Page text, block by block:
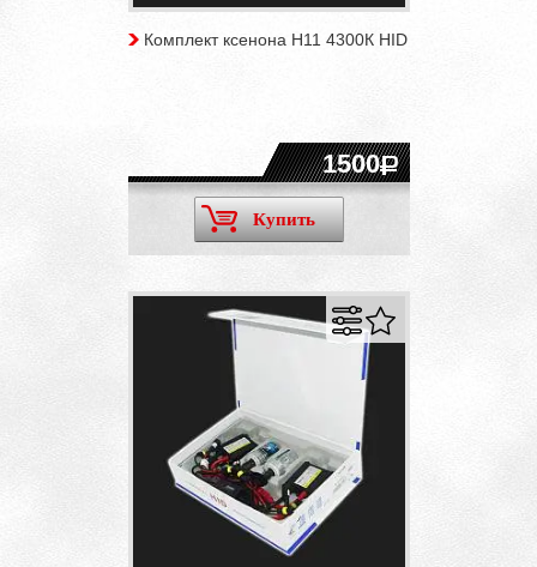
Комплект ксенона H11 4300К HID
1500
Купить